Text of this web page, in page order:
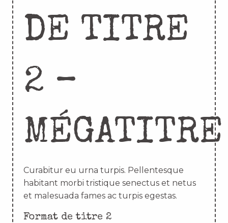
DE TITRE
2 –
MÉGATITRE
Curabitur eu urna turpis. Pellentesque
habitant morbi tristique senectus et netus
et malesuada fames ac turpis egestas.
Format de titre 2